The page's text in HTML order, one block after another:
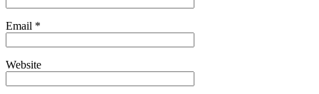
Email *
Website